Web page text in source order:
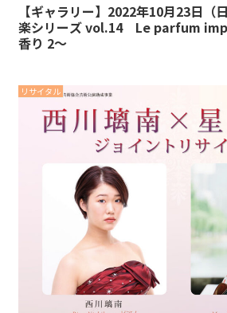
【ギャラリー】2022年10月23日（
楽シリーズ vol.14 Le parfum
香り 2～
リサイタル